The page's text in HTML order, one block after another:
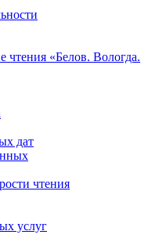
чтения «Белов. Вологда.
дат
чтения
услуг